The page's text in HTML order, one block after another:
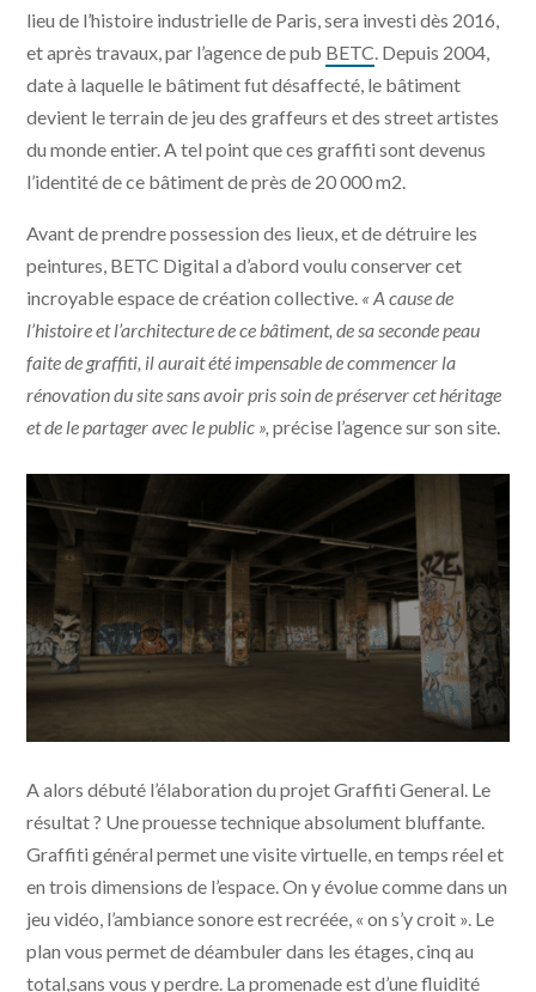
lieu de l’histoire industrielle de Paris, sera investi dès 2016,
et après travaux, par l’agence de pub BETC. Depuis 2004,
date à laquelle le bâtiment fut désaffecté, le bâtiment
devient le terrain de jeu des graffeurs et des street artistes
du monde entier. A tel point que ces graffiti sont devenus
l’identité de ce bâtiment de près de 20 000 m2.
Avant de prendre possession des lieux, et de détruire les
peintures, BETC Digital a d’abord voulu conserver cet
incroyable espace de création collective. « A cause de
l’histoire et l’architecture de ce bâtiment, de sa seconde peau
faite de graffiti, il aurait été impensable de commencer la
rénovation du site sans avoir pris soin de préserver cet héritage
et de le partager avec le public »,précise l’agence sur son site.
A alors débuté l’élaboration du projet Graffiti General. Le
résultat ? Une prouesse technique absolument bluffante.
Graffiti général permet une visite virtuelle, en temps réel et
en trois dimensions de l’espace. On y évolue comme dans un
jeu vidéo, l’ambiance sonore est recréée, « on s’y croit ». Le
plan vous permet de déambuler dans les étages, cinq au
total,sans vous y perdre. La promenade est d’une fluidité